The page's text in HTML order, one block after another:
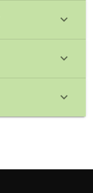
keyboard_arrow_down
keyboard_arrow_down
keyboard_arrow_down